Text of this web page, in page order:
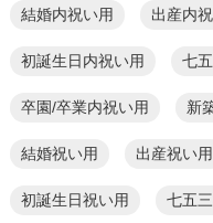
結婚内祝い用 出産内
初誕生日内祝い用 七
卒園/卒業内祝い用 新
結婚祝い用 出産祝い用
初誕生日祝い用 七五